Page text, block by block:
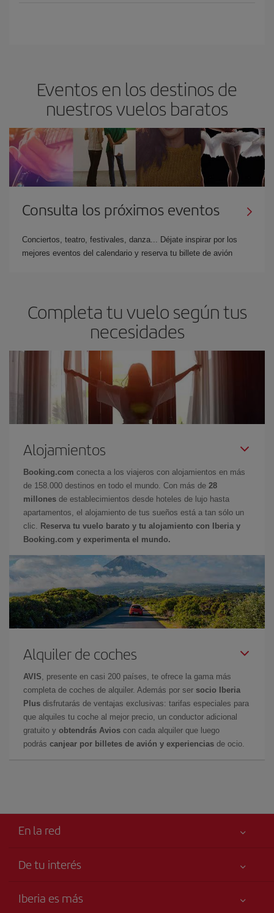
Eventos en los destinos de
nuestros vuelos baratos
Consulta los próximos eventos
Conciertos, teatro, festivales, danza... Déjate inspirar por los
mejores eventos del calendario y reserva tu billete de avión
Completa tu vuelo según tus
necesidades
Alojamientos
Booking.com conecta a los viajeros con alojamientos en más
de 158.000 destinos en todo el mundo. Con más de 28
millones de establecimientos desde hoteles de lujo hasta
apartamentos, el alojamiento de tus sueños está a tan sólo un
clic.
Reserva tu vuelo barato y tu alojamiento con Iberia y
Booking.com y experimenta el mundo.
Alquiler de coches
AVIS , presente en casi 200 países, te ofrece la gama más
completa de coches de alquiler. Además por ser socio Iberia
Plus disfrutarás de ventajas exclusivas: tarifas especiales para
que alquiles tu coche al mejor precio, un conductor adicional
gratuito y obtendrás Avios con cada alquiler que luego
podrás canjear por billetes de avión y experiencias de ocio.
En la red
De tu interés
Accesibilidad
Iberia es más